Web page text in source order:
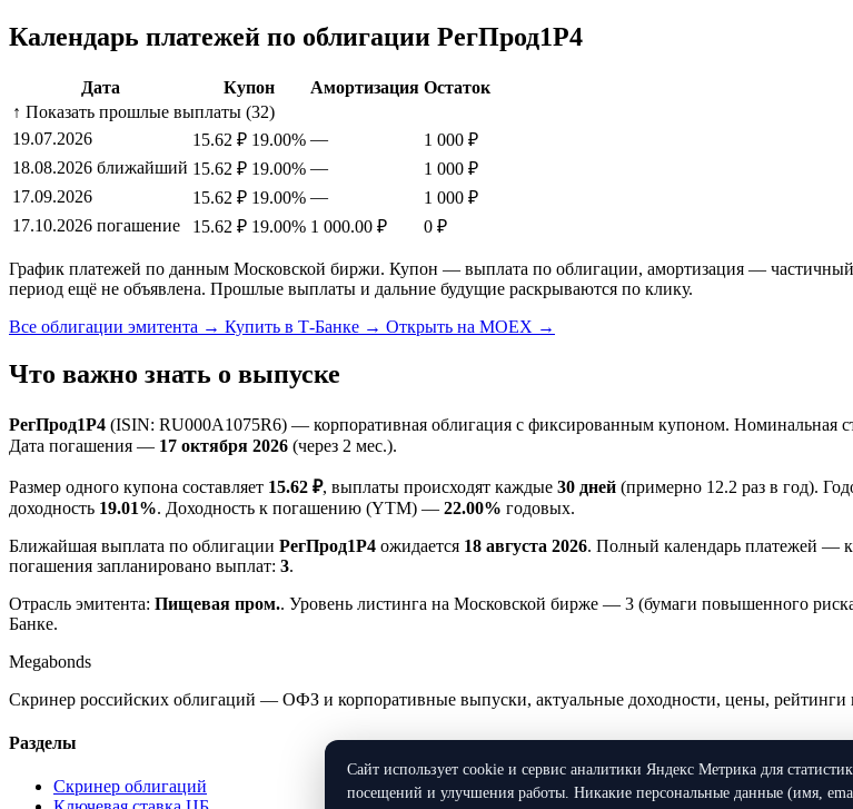
Календарь платежей по облигации РегПрод1Р4
Дата Купон Амортизация Остаток
↑ Показать прошлые выплаты (32)
19.07.2026
15.62 ₽ 19.00% —
1 000 ₽
18.08.2026 ближайший 15.62 ₽ 19.00% —
1 000 ₽
17.09.2026
15.62 ₽ 19.00% —
1 000 ₽
17.10.2026 погашение 15.62 ₽ 19.00% 1 000.00 ₽ 0 ₽
График платежей по данным Московской биржи. Купон — выплата по облигации, амортизация — частичный
период ещё не объявлена. Прошлые выплаты и дальние будущие раскрываются по клику.
Все облигации эмитента → Купить в Т-Банке → Открыть на MOEX →
Что важно знать о выпуске
РегПрод1Р4 (ISIN: RU000A1075R6) — корпоративная облигация с фиксированным купоном. Номинальная
Дата погашения — 17 октября 2026 (через 2 мес.).
Размер одного купона составляет 15.62 ₽, выплаты происходят каждые 30 дней (примерно 12.2 раз в год).
доходность 19.01%. Доходность к погашению (YTM) — 22.00% годовых.
Ближайшая выплата по облигации РегПрод1Р4 ожидается 18 августа 2026. Полный календарь платежей —
погашения запланировано выплат: 3.
Отрасль эмитента: Пищевая пром.. Уровень листинга на Московской бирже — 3 (бумаги повышенного
Банке.
Megabonds
Скринер российских облигаций — ОФЗ и корпоративные выпуски, актуальные доходности, цены, рейтинги
Разделы
Скринер облигаций
Сайт использует cookie и сервис аналитики Яндекс Метрика для
посещений и улучшения работы. Никакие персональные данные (имя,